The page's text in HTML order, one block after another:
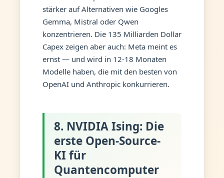
stärker auf Alternativen wie Googles
Gemma, Mistral oder Qwen
konzentrieren. Die 135 Milliarden Dollar
Capex zeigen aber auch: Meta meint es
ernst — und wird in 12-18 Monaten
Modelle haben, die mit den besten von
OpenAI und Anthropic konkurrieren.
8. NVIDIA Ising: Die
erste Open-Source-
KI für
Quantencomputer